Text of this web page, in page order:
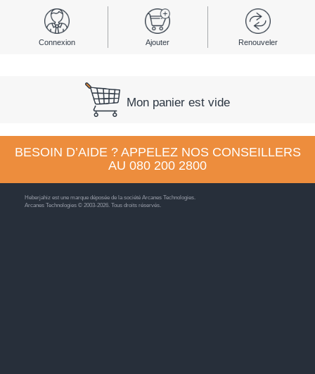
Connexion Ajouter Renouveler
Mon panier est vide
BESOIN D’AIDE ? APPELEZ NOS CONSEILLERS
AU 080 200 2800
Heberjahiz est une marque déposée de la société Arcanes Technologies.
Arcanes Technologies © 2003-2026. Tous droits réservés.